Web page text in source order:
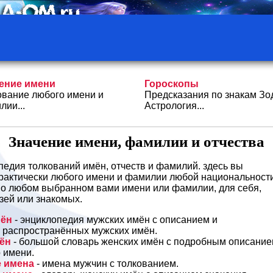
имени
любого имени и
Гороскопы
Предсказания по знакам
Астрология...
Значение имени, фамилии и отчества
толкований имён, отчеств и фамилий. здесь вы
любого имени и фамилии любой
о любом выбранном вами имени или фамилии, для себя,
или знакомых.
- энциклопедия мужских имён с описанием и
мужских имён.
- большой словарь женских имён с подробным
имени.
имена - имена мужчин с толкованием.